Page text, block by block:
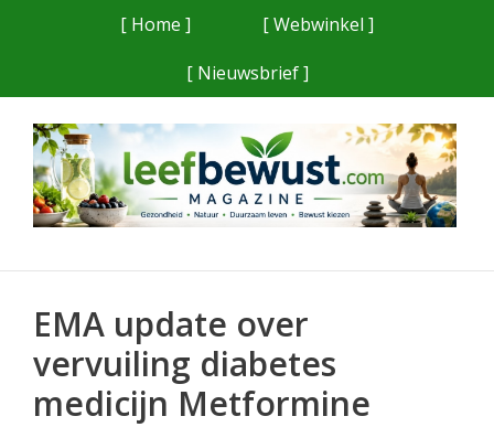
[ Home ]
[ Webwinkel ]
[ Nieuwsbrief ]
EMA update over
vervuiling diabetes
medicijn Metformine